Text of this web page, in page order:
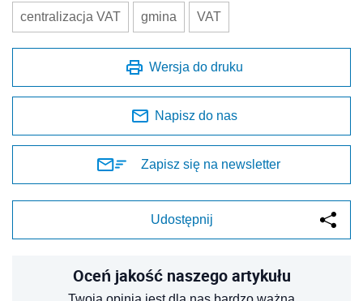
centralizacja VAT gmina VAT
Wersja do druku
Napisz do nas
Zapisz się na newsletter
Udostępnij
Oceń jakość naszego artykułu